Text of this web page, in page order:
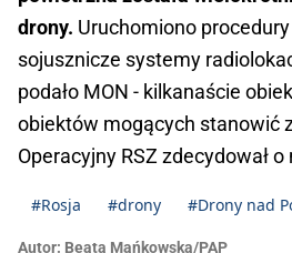
drony. Uruchomiono
sojusznicze systemy
podało MON - kilkanaście
obiektów mogących stanowić
Operacyjny RSZ zdecydował
#Rosja #drony #Drony nad
Autor: Beata Mańkowska/PAP